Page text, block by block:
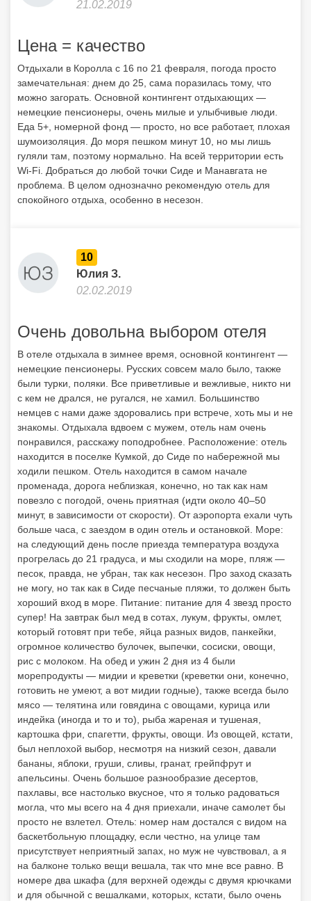
21.02.2019
Цена = качество
Отдыхали в Королла с 16 по 21 февраля, погода просто
замечательная: днем до 25, сама поразилась тому, что
можно загорать. Основной контингент отдыхающих —
немецкие пенсионеры, очень милые и улыбчивые люди.
Еда 5+, номерной фонд — просто, но все работает, плохая
шумоизоляция. До моря пешком минут 10, но мы лишь
гуляли там, поэтому нормально. На всей территории есть
Wi-Fi. Добраться до любой точки Сиде и Манавгата не
проблема. В целом однозначно рекомендую отель для
спокойного отдыха, особенно в несезон.
10
Юлия З.
02.02.2019
Очень довольна выбором отеля
В отеле отдыхала в зимнее время, основной контингент —
немецкие пенсионеры. Русских совсем мало было, также
были турки, поляки. Все приветливые и вежливые, никто ни
с кем не дрался, не ругался, не хамил. Большинство
немцев с нами даже здоровались при встрече, хоть мы и не
знакомы. Отдыхала вдвоем с мужем, отель нам очень
понравился, расскажу поподробнее. Расположение: отель
находится в поселке Кумкой, до Сиде по набережной мы
ходили пешком. Отель находится в самом начале
променада, дорога неблизкая, конечно, но так как нам
повезло с погодой, очень приятная (идти около 40–50
минут, в зависимости от скорости). От аэропорта ехали чуть
больше часа, с заездом в один отель и остановкой. Море:
на следующий день после приезда температура воздуха
прогрелась до 21 градуса, и мы сходили на море, пляж —
песок, правда, не убран, так как несезон. Про заход сказать
не могу, но так как в Сиде песчаные пляжи, то должен быть
хороший вход в море. Питание: питание для 4 звезд просто
супер! На завтрак был мед в сотах, лукум, фрукты, омлет,
который готовят при тебе, яйца разных видов, панкейки,
огромное количество булочек, выпечки, сосиски, овощи,
рис с молоком. На обед и ужин 2 дня из 4 были
морепродукты — мидии и креветки (креветки они, конечно,
готовить не умеют, а вот мидии годные), также всегда было
мясо — телятина или говядина с овощами, курица или
индейка (иногда и то и то), рыба жареная и тушеная,
картошка фри, спагетти, фрукты, овощи. Из овощей, кстати,
был неплохой выбор, несмотря на низкий сезон, давали
бананы, яблоки, груши, сливы, гранат, грейпфрут и
апельсины. Очень большое разнообразие десертов,
пахлавы, все настолько вкусное, что я только радоваться
могла, что мы всего на 4 дня приехали, иначе самолет бы
просто не взлетел. Отель: номер нам достался с видом на
баскетбольную площадку, если честно, на улице там
присутствует неприятный запах, но муж не чувствовал, а я
на балконе только вещи вешала, так что мне все равно. В
номере два шкафа (для верхней одежды с двумя крючками
и для обычной с вешалками, которых, кстати, было очень